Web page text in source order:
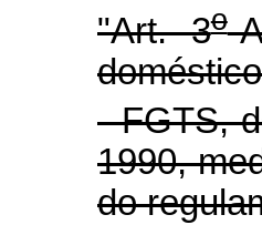
"Art. 3o-
- FGTS,
1990,
do